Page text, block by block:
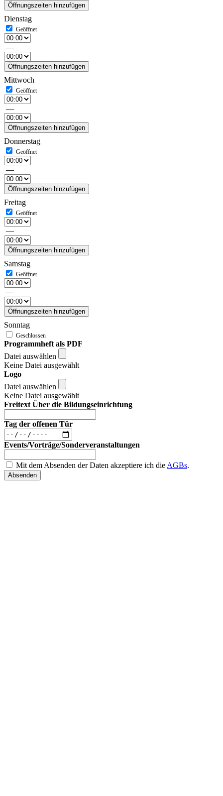
Öffnungszeiten hinzufügen
Dienstag
—
Öffnungszeiten hinzufügen
Mittwoch
—
Öffnungszeiten hinzufügen
Donnerstag
—
Öffnungszeiten hinzufügen
Freitag
—
Öffnungszeiten hinzufügen
Samstag
—
Öffnungszeiten hinzufügen
Sonntag
Programmheft als PDF
Datei auswählen
Keine Datei ausgewählt
Logo
Datei auswählen
Keine Datei ausgewählt
Freitext Über die Bildungseinrichtung
Tag der offenen Tür
Events/Vorträge/Sonderveranstaltungen
Mit dem Absenden der Daten akzeptiere ich die AGBs.
Absenden